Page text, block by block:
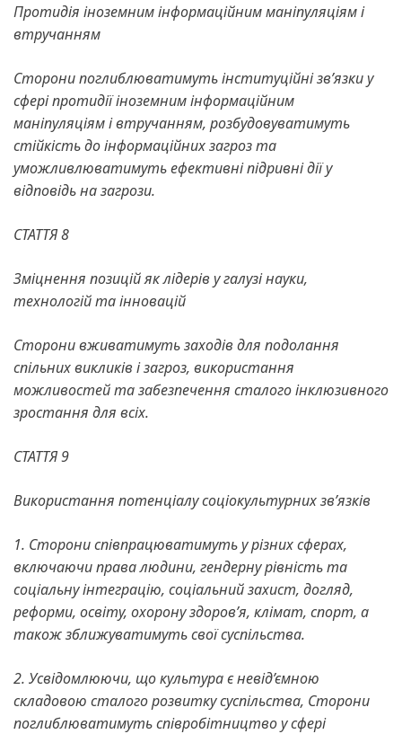
Протидія іноземним інформаційним маніпуляціям і
втручанням
Сторони поглиблюватимуть інституційні зв’язки у
сфері протидії іноземним інформаційним
маніпуляціям і втручанням, розбудовуватимуть
стійкість до інформаційних загроз та
уможливлюватимуть ефективні підривні дії у
відповідь на загрози.
СТАТТЯ 8
Зміцнення позицій як лідерів у галузі науки,
технологій та інновацій
Сторони вживатимуть заходів для подолання
спільних викликів і загроз, використання
можливостей та забезпечення сталого інклюзивного
зростання для всіх.
СТАТТЯ 9
Використання потенціалу соціокультурних зв’язків
1. Сторони співпрацюватимуть у різних сферах,
включаючи права людини, гендерну рівність та
соціальну інтеграцію, соціальний захист, догляд,
реформи, освіту, охорону здоров’я, клімат, спорт, а
також зближуватимуть свої суспільства.
2. Усвідомлюючи, що культура є невід’ємною
складовою сталого розвитку суспільства, Сторони
поглиблюватимуть співробітництво у сфері